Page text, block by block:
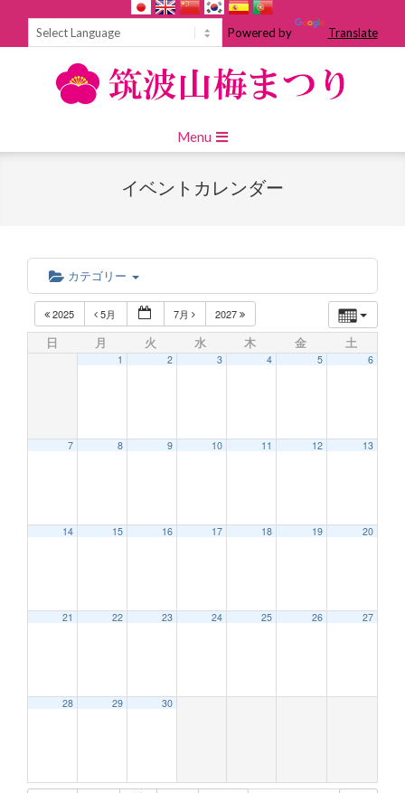
Powered by Translate
Navigation
Menu
イベントカレンダー
カテゴリー
2025 5月 7月 2027
日 月 火 水 木 金 土
1 2 3 4 5 6
7 8 9 10 11 12 13
14 15 16 17 18 19 20
21 22 23 24 25 26 27
28 29 30
2:00 AM